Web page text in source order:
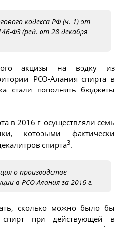
кодекса РФ (ч. 1) от
ФЗ (ред. от 28 декабря
акцизы на водку из
РСО-Алания спирта в
стали пополнять бюджеты
в 2016 г. осуществляли семь
которыми фактически
спирта3.
о производстве
в РСО-Алания за 2016 г.
сколько можно было бы
при действующей в